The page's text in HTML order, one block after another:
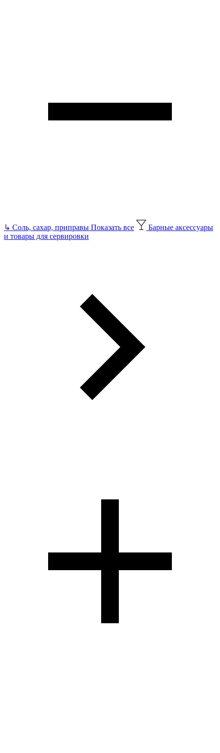
↳ Соль, сахар, приправы Показать все
Барные аксессуары
и товары для сервировки